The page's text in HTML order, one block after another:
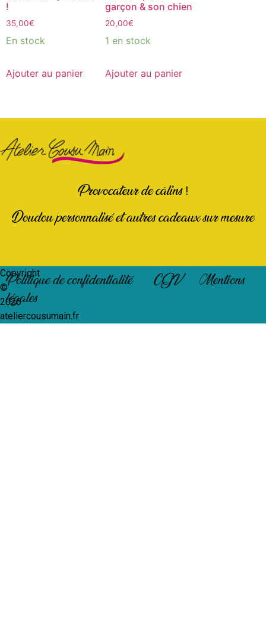
!
35,00€
En stock
Ajouter au panier
garçon & son chien
20,00€
1 en stock
Ajouter au panier
Provocateur de câlins !
Doudou personnalisé et autres cadeaux sur mesure
Copyright
©
2026
ateliercousumain.fr
Politique de confidentialité CGV
Mentions
légales